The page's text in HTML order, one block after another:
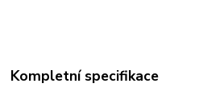
Kompletní specifikace